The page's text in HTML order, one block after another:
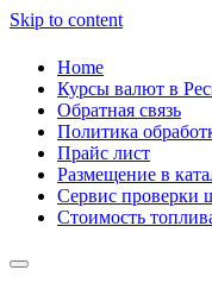
Skip to content
Home
Курсы валют в
Обратная связь
Политика
Прайс лист
Размещение в
Сервис проверки
Стоимость